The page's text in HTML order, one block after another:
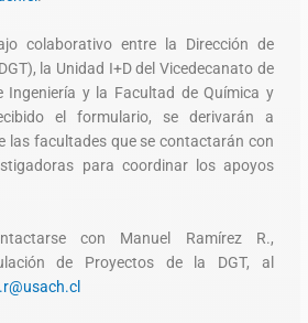
colaborativo entre la Dirección de
la Unidad I+D del Vicedecanato de
Ingeniería y la Facultad de Química y
el formulario, se derivarán a
las facultades que se contactarán con
para coordinar los apoyos
con Manuel Ramírez R.,
de Proyectos de la DGT, al